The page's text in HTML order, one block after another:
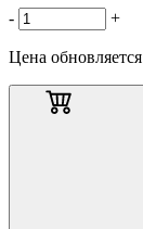
- +
Цена обновляется